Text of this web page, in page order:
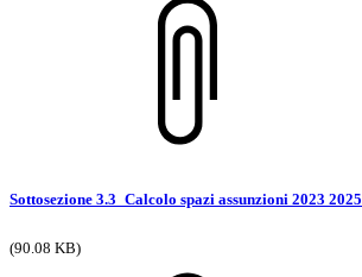
Sottosezione 3.3_Calcolo spazi assunzioni 2023
(90.08 KB)